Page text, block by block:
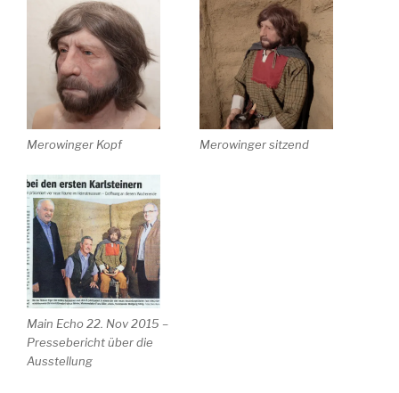
Merowinger Kopf Merowinger sitzend
Main Echo 22. Nov 2015 –
Pressebericht über die
Ausstellung